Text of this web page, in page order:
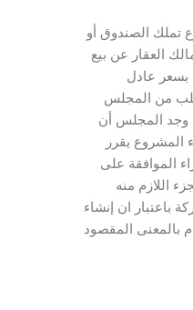
تملك الصندوق أو
العقار عن بيع
بسعر عادل
من المجلس
وجد المجلس أن
المشروع يقرر
الموافقة على
اللازم منه
باعتبار ان إنشاء
بالمعنى المقصود